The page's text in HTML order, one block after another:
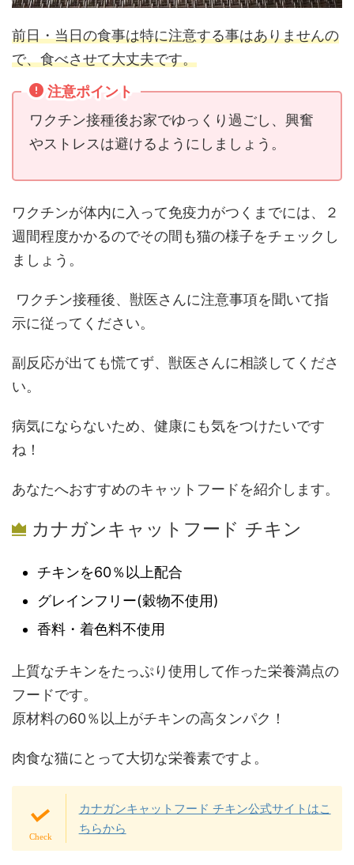
前日・当日の食事は特に注意する事はありませんの
で、食べさせて大丈夫です。
注意ポイント
ワクチン接種後お家でゆっくり過ごし、興奮
やストレスは避けるようにしましょう。
ワクチンが体内に入って免疫力がつくまでには、２
週間程度かかるのでその間も猫の様子をチェックし
ましょう。
ワクチン接種後、獣医さんに注意事項を聞いて指
示に従ってください。
副反応が出ても慌てず、獣医さんに相談してくださ
い。
病気にならないため、健康にも気をつけたいです
ね！
あなたへおすすめのキャットフードを紹介します。
カナガンキャットフード チキン
チキンを60％以上配合
グレインフリー(穀物不使用)
香料・着色料不使用
上質なチキンをたっぷり使用して作った栄養満点の
フードです。
原材料の60％以上がチキンの高タンパク！
肉食な猫にとって大切な栄養素ですよ。
カナガンキャットフード チキン公式サイトはこ
ちらから